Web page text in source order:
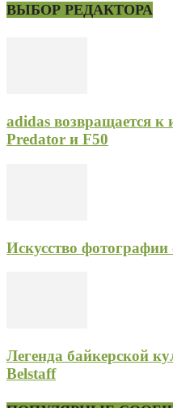
ВЫБОР РЕДАКТОРА
adidas возвращается к
Predator и F50
Искусство
Легенда байкерской
Belstaff